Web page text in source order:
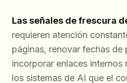
Las señales de frescura
requieren atención
páginas, renovar fechas de
incorporar enlaces internos
los sistemas de AI que el